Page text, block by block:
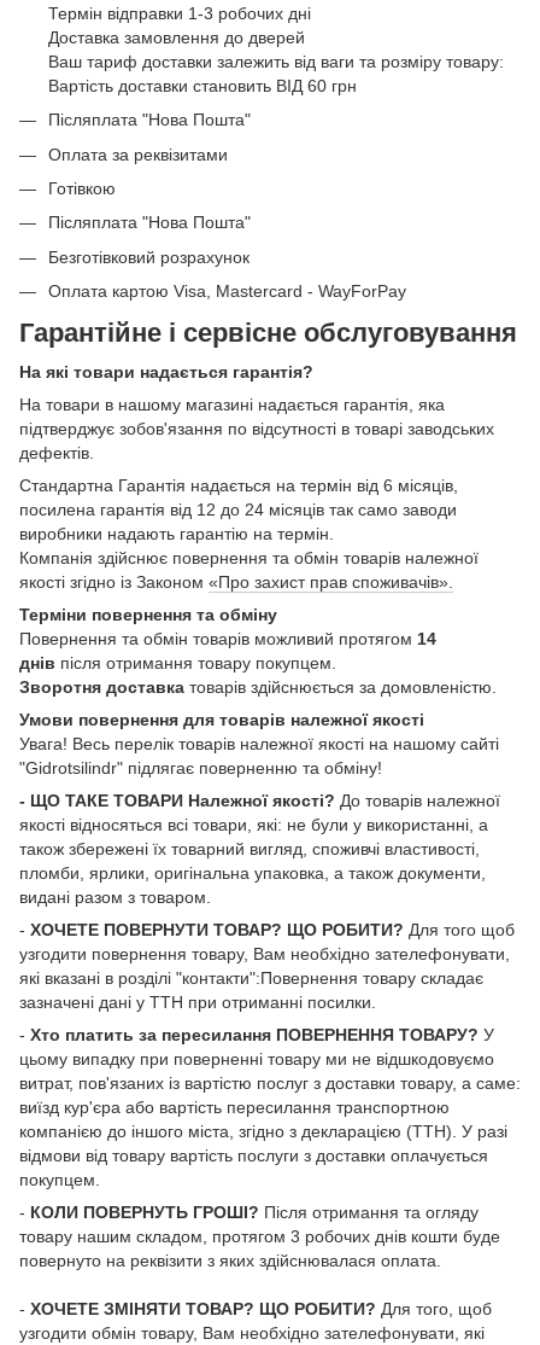
Термін відправки 1-3 робочих дні
Доставка замовлення до дверей
Ваш тариф доставки залежить від ваги та розміру товару:
Вартість доставки становить ВІД 60 грн
Післяплата "Нова Пошта"
Оплата за реквізитами
Готівкою
Післяплата "Нова Пошта"
Безготівковий розрахунок
Оплата картою Visa, Mastercard - WayForPay
Гарантійне і сервісне обслуговування
На які товари надається гарантія?
На товари в нашому магазині надається гарантія, яка
підтверджує зобов'язання по відсутності в товарі заводських
дефектів.
Стандартна Гарантія надається на термін від 6 місяців,
посилена гарантія від 12 до 24 місяців так само заводи
виробники надають гарантію на термін.
Компанія здійснює повернення та обмін товарів належної
якості згідно із Законом «Про захист прав споживачів».
Терміни повернення та обміну
Повернення та обмін товарів можливий протягом 14
днів після отримання товару покупцем.
Зворотня доставка товарів здійснюється за домовленістю.
Умови повернення для товарів належної якості
Увага! Весь перелік товарів належної якості на нашому сайті
"Gidrotsilindr" підлягає поверненню та обміну!
- ЩО ТАКЕ ТОВАРИ Належної якості? До товарів належної
якості відносяться всі товари, які: не були у використанні, а
також збережені їх товарний вигляд, споживчі властивості,
пломби, ярлики, оригінальна упаковка, а також документи,
видані разом з товаром.
- ХОЧЕТЕ ПОВЕРНУТИ ТОВАР? ЩО РОБИТИ? Для того щоб
узгодити повернення товару, Вам необхідно зателефонувати,
які вказані в розділі "контакти":Повернення товару складає
зазначені дані у ТТН при отриманні посилки.
- Хто платить за пересилання ПОВЕРНЕННЯ ТОВАРУ? У
цьому випадку при поверненні товару ми не відшкодовуємо
витрат, пов'язаних із вартістю послуг з доставки товару, а саме:
виїзд кур'єра або вартість пересилання транспортною
компанією до іншого міста, згідно з декларацією (ТТН). У разі
відмови від товару вартість послуги з доставки оплачується
покупцем.
- КОЛИ ПОВЕРНУТЬ ГРОШІ? Після отримання та огляду
товару нашим складом, протягом 3 робочих днів кошти буде
повернуто на реквізити з яких здійснювалася оплата.
- ХОЧЕТЕ ЗМІНЯТИ ТОВАР? ЩО РОБИТИ? Для того, щоб
узгодити обмін товару, Вам необхідно зателефонувати, які